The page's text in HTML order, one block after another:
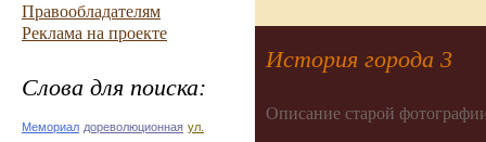
Правообладателям
Реклама на проекте
Слова для поиска:
Мемориал дореволюционная ул.
История города 3
Описание старой